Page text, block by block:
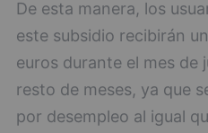
De esta manera, los
este subsidio recibirán
euros durante el mes de
resto de meses, ya que
por desempleo al igual